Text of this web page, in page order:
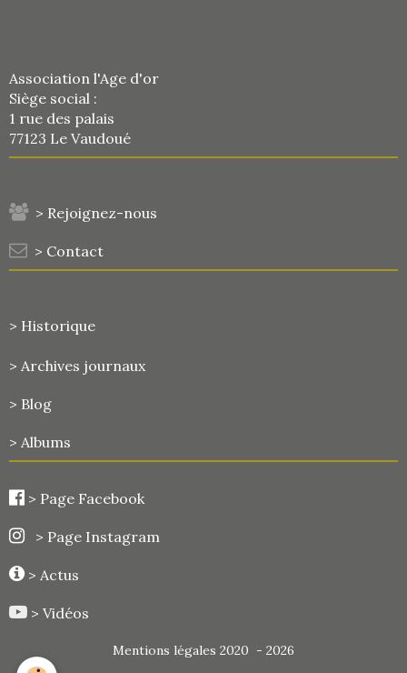
Association l'Age d'or
Siège social :
1 rue des palais
77123 Le Vaudoué
> Rejoignez-nous
> Contact
> Historique
> Archives journaux
> Blog
> Albums
> Page Facebook
> Page Instagram
> Actus
> Vidéos
Mentions légales 2020 - 2026